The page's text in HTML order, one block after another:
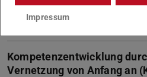
Kommunikation und Medien
Kompetenzentwicklung
Vernetzung von Anfang an
Impressum